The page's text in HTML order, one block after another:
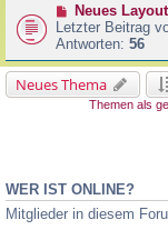
Neues
Letzter Beitrag
Antworten: 56
Neues Thema
Themen als
WER IST ONLINE?
Mitglieder in diesem